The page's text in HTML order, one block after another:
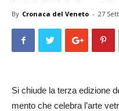
By Cronaca del Veneto - 27
Si chiude la terza edizione
men­to che celebra l’arte